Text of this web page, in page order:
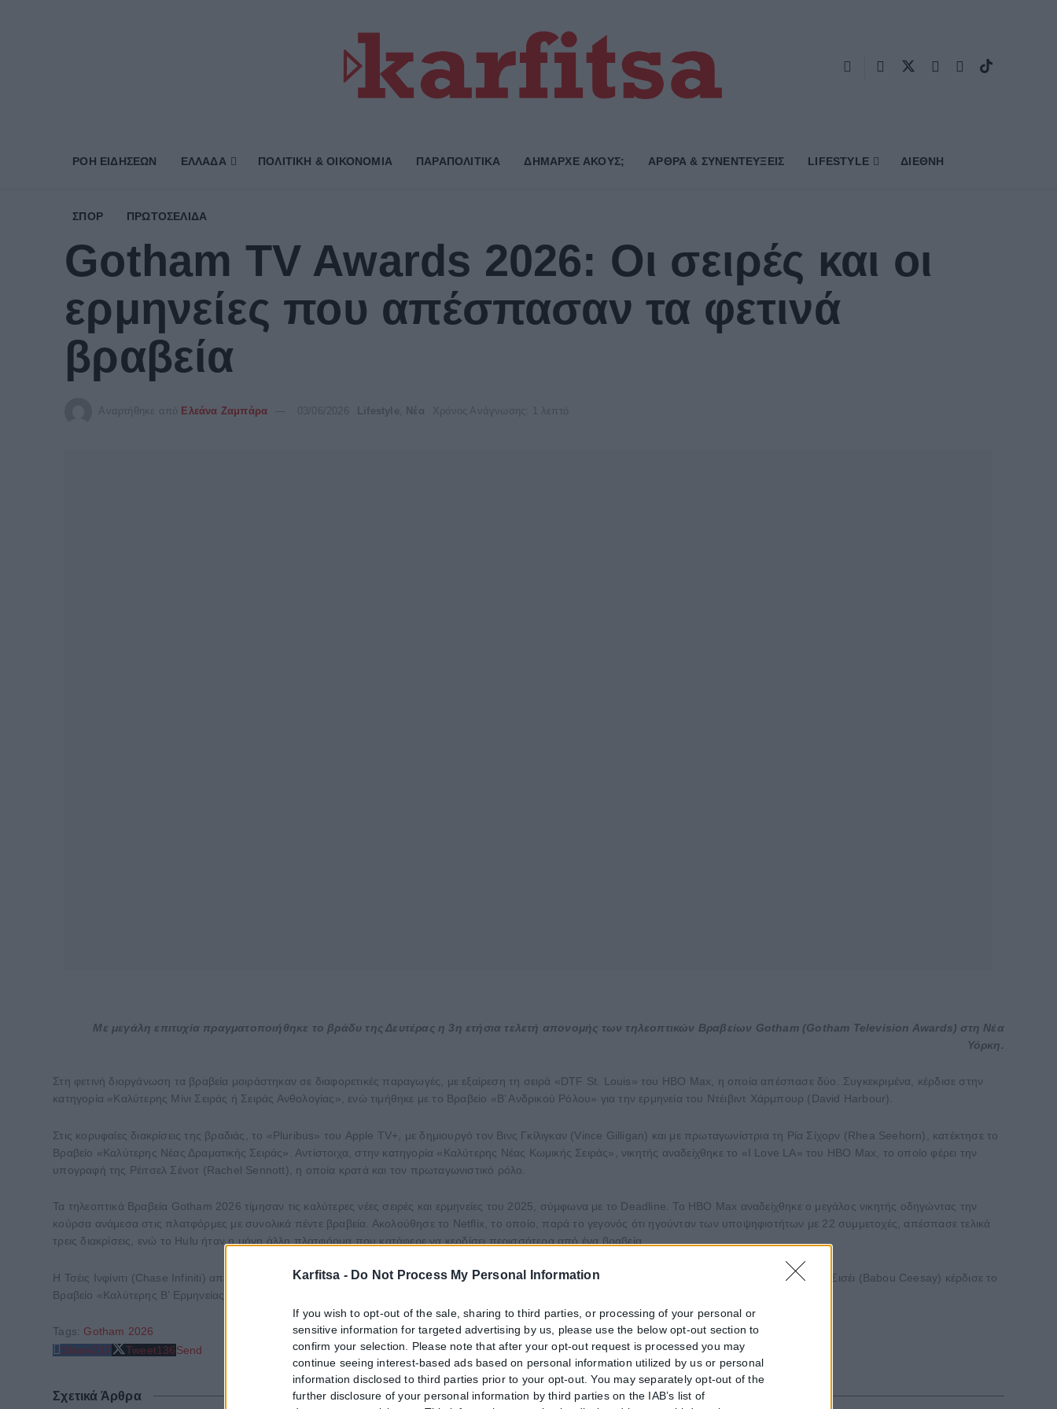
Karfitsa - Do Not Process My Personal Information
If you wish to opt-out of the sale, sharing to third parties, or processing of your personal or
sensitive information for targeted advertising by us, please use the below opt-out section to
confirm your selection. Please note that after your opt-out request is processed you may
continue seeing interest-based ads based on personal information utilized by us or personal
information disclosed to third parties prior to your opt-out. You may separately opt-out of the
further disclosure of your personal information by third parties on the IAB’s list of
ΡΟΗ ΕΙΔΗΣΕΩΝ ΕΛΛΑΔΑ ΠΟΛΙΤΙΚΗ & ΟΙΚΟΝΟΜΙΑ ΠΑΡΑΠΟΛΙΤΙΚΑ ΔΗΜΑΡΧE ΑΚΟΥΣ; ΑΡΘΡΑ & ΣΥΝΕΝΤΕΥΞΕΙΣ LIFESTYLE ΔΙΕΘΝΗ
ΣΠΟΡ ΠΡΩΤΟΣΈΛΙΔΑ
Gotham TV Awards 2026: Οι σειρές και οι
ερμηνείες που απέσπασαν τα φετινά
βραβεία
Αναρτήθηκε από Ελεάνα Ζαμπάρα 03/06/2026 Lifestyle Νέα Χρόνος Ανάγνωσης: 1 λεπτό
Με μεγάλη επιτυχία πραγματοποιήθηκε το βράδυ της Δευτέρας η 3η ετήσια τελετή απονομής των τηλεοπτικών Βραβείων Gotham (Gotham Television Awards) στη Νέα
Υόρκη.
Στη φετινή διοργάνωση τα βραβεία μοιράστηκαν σε διαφορετικές παραγωγές, με εξαίρεση τη σειρά «DTF St. Louis» του HBO Max, η οποία απέσπασε δύο. Συγκεκριμένα, κέρδισε στην
κατηγορία «Καλύτερης Μίνι Σειράς ή Σειράς Ανθολογίας», ενώ τιμήθηκε με το Βραβείο «Β’ Ανδρικού Ρόλου» για την ερμηνεία του Ντέιβιντ Χάρμπουρ (David Harbour).
Στις κορυφαίες διακρίσεις της βραδιάς, το «Pluribus» του Apple TV+, με δημιουργό τον Βινς Γκίλιγκαν (Vince Gilligan) και με πρωταγωνίστρια τη Ρία Σίχορν (Rhea Seehorn), κατέκτησε το
Βραβείο «Καλύτερης Νέας Δραματικής Σειράς». Αντίστοιχα, στην κατηγορία «Καλύτερης Νέας Κωμικής Σειράς», νικητής αναδείχθηκε το «I Love LA» του HBO Max, το οποίο φέρει την
υπογραφή της Ρέιτσελ Σένοτ (Rachel Sennott), η οποία κρατά και τον πρωταγωνιστικό ρόλο.
Τα τηλεοπτικά Βραβεία Gotham 2026 τίμησαν τις καλύτερες νέες σειρές και ερμηνείες του 2025, σύμφωνα με το Deadline. Το HBO Max αναδείχθηκε ο μεγάλος νικητής οδηγώντας την
κούρσα ανάμεσα στις πλατφόρμες με συνολικά πέντε βραβεία. Ακολούθησε το Netflix, το οποίο, παρά το γεγονός ότι ηγούνταν των υποψηφιοτήτων με 22 συμμετοχές, απέσπασε τελικά
τρεις διακρίσεις, ενώ το Hulu ήταν η μόνη άλλη πλατφόρμα που κατάφερε να κερδίσει περισσότερα από ένα βραβεία.
Η Τσέις Ινφίνιτι (Chase Infiniti) απέσπασε το Βραβείο «Καλύτερης Α’ Ερμηνείας σε Δραματική Σειρά» για το «The Testaments» του Hulu, ενώ ο Μπαμπού Σισέι (Babou Ceesay) κέρδισε το
Βραβείο «Καλύτερης Β’ Ερμηνείας σε Δραματική Σειρά» για το θρίλερ επιστημονικής φαντασίας «Alien: Earth» των FX/Hulu.
Tags: Gotham 2026
Share217 Tweet136Send
Σχετικά Άρθρα